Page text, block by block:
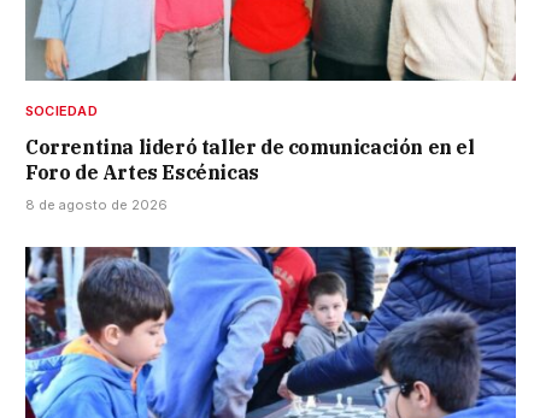
SOCIEDAD
Correntina lideró taller de comunicación en el
Foro de Artes Escénicas
8 de agosto de 2026